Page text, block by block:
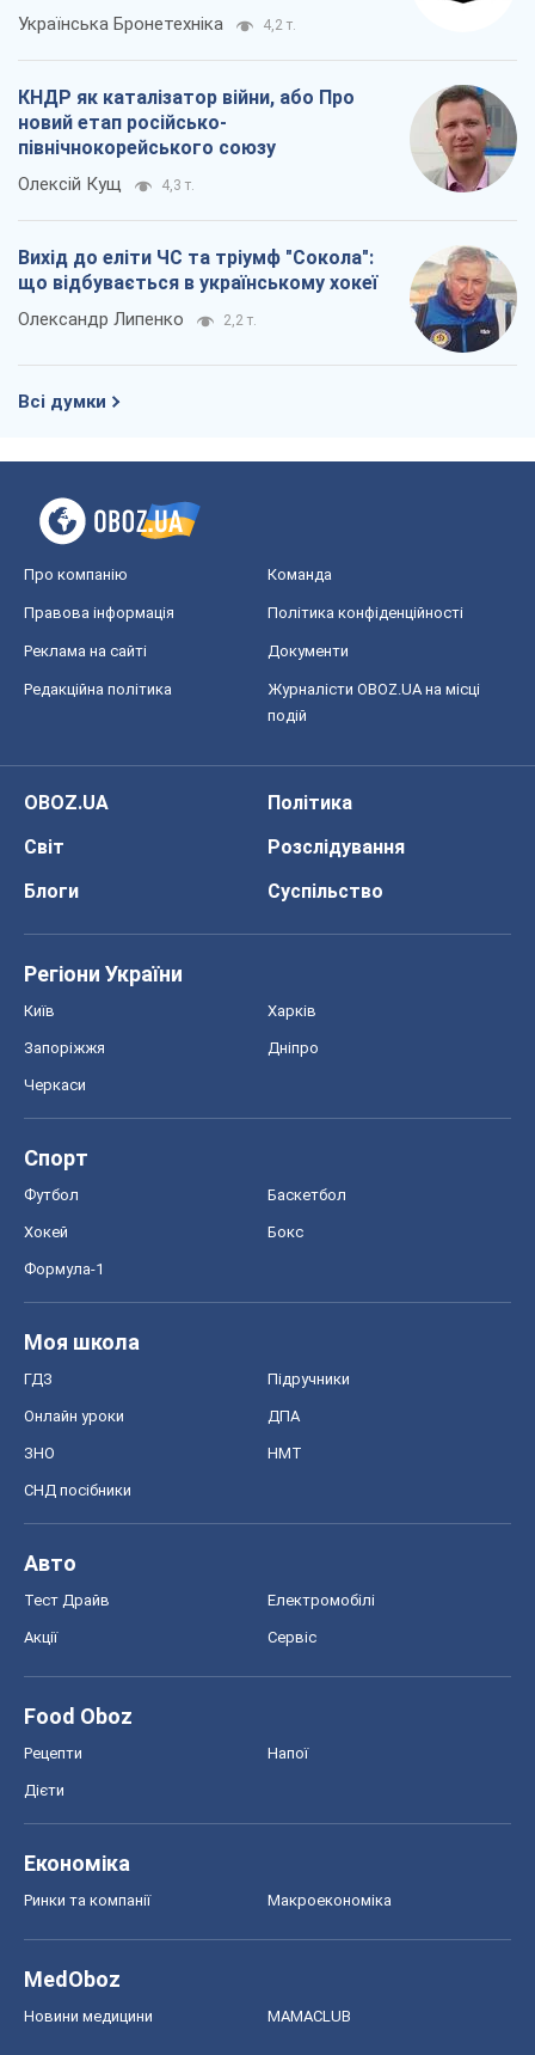
Українська Бронетехніка 4,2 т.
КНДР як каталізатор війни, або Про
новий етап російсько-
північнокорейського союзу
Олексій Кущ 4,3 т.
Вихід до еліти ЧС та тріумф "Сокола":
що відбувається в українському хокеї
Олександр Липенко 2,2 т.
Всі думки
Про компанію Команда
Правова інформація Політика конфіденційності
Реклама на сайті Документи
Редакційна політика
Журналісти OBOZ.UA на місці
подій
OBOZ.UA
Політика
Світ
Розслідування
Блоги
Суспільство
Регіони України
Київ Харків
Запоріжжя Дніпро
Черкаси
Спорт
Футбол Баскетбол
Хокей Бокс
Формула-1
Моя школа
ГДЗ Підручники
Онлайн уроки ДПА
ЗНО НМТ
СНД посібники
Авто
Тест Драйв Електромобілі
Акції Сервіс
Food Oboz
Рецепти Напої
Дієти
Економіка
Ринки та компанії Макроекономіка
MedOboz
Новини медицини MAMACLUB